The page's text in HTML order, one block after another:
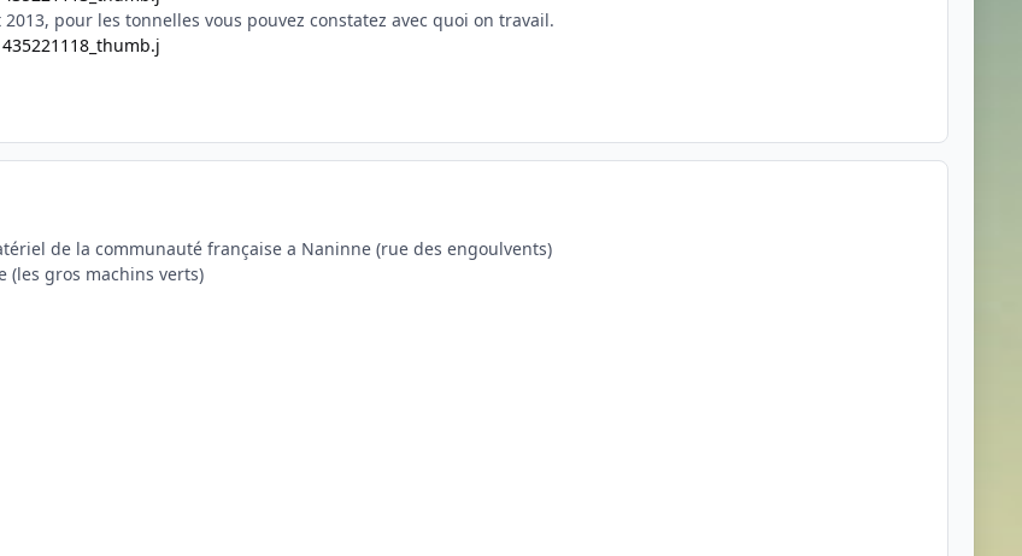
pour les tonnelles vous pouvez constatez avec quoi on travail.
de la communauté française a Naninne (rue des engoulvents)
(les gros machins verts)